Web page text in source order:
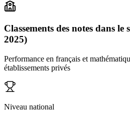
Classements des notes dans le
2025)
Performance en français et
établissements privés
Niveau national